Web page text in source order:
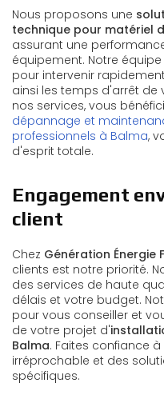
Nous proposons une
technique pour matériel
assurant une
équipement. Notre
pour intervenir
ainsi les temps d'arrêt de
nos services, vous
dépannage et
professionnels à Balma,
d'esprit totale.
Engagement
client
Chez Génération Énergie
clients est notre priorité.
des services de haute
délais et votre budget.
pour vous conseiller et
de votre projet d'
Balma. Faites confiance
irréprochable et des
spécifiques.